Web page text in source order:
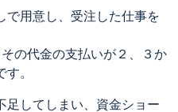
で用意し、受注した仕事を
の代金の支払いが２、３か
。
足してしまい、資金ショー